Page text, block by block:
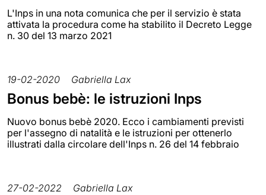
L'Inps in una nota comunica che per il servizio è stata
attivata la procedura come ha stabilito il Decreto Legge
n. 30 del 13 marzo 2021
19-02-2020 Gabriella Lax
Bonus bebè: le istruzioni Inps
Nuovo bonus bebè 2020. Ecco i cambiamenti previsti
per l'assegno di natalità e le istruzioni per ottenerlo
illustrati dalla circolare dell'Inps n. 26 del 14 febbraio
27-02-2022 Gabriella Lax